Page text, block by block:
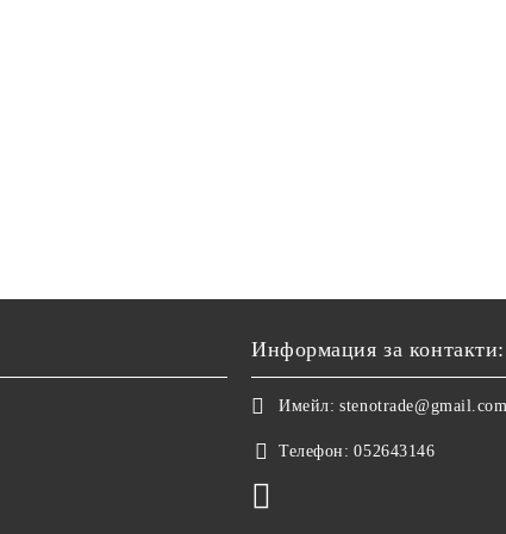
Информация за контакти:
Имейл:
Телефон: 052643146